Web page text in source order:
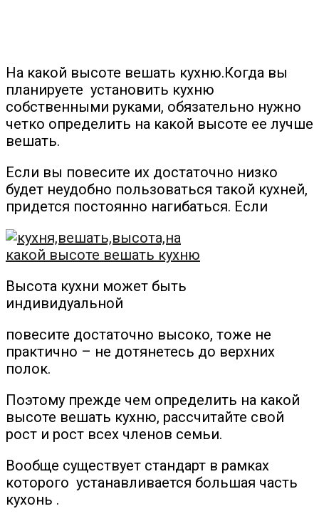
На какой высоте вешать кухню.Когда вы
планируете установить кухню
собственными руками, обязательно нужно
четко определить на какой высоте ее лучше
вешать.
Если вы повесите их достаточно низко
будет неудобно пользоваться такой кухней,
придется постоянно нагибаться. Если
Высота кухни может быть
индивидуальной
повесите достаточно высоко, тоже не
практично – не дотянетесь до верхних
полок.
Поэтому прежде чем определить на какой
высоте вешать кухню, рассчитайте свой
рост и рост всех членов семьи.
Вообще существует стандарт в рамках
которого устанавливается большая часть
кухонь .